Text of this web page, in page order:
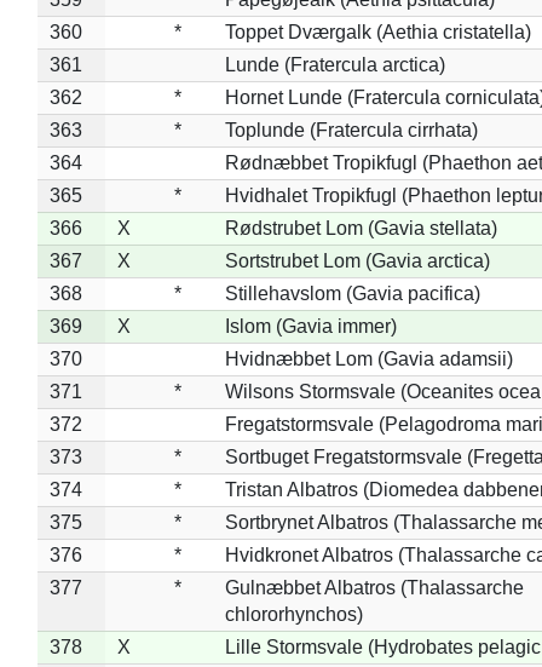
360
*
Toppet Dværgalk (Aethia cristatella)
361
Lunde (Fratercula arctica)
362
*
Hornet Lunde (Fratercula
363
*
Toplunde (Fratercula cirrhata)
364
Rødnæbbet Tropikfugl (Phaethon
365
*
Hvidhalet Tropikfugl (Phaethon
366
X
Rødstrubet Lom (Gavia stellata)
367
X
Sortstrubet Lom (Gavia arctica)
368
*
Stillehavslom (Gavia pacifica)
369
X
Islom (Gavia immer)
370
Hvidnæbbet Lom (Gavia adamsii)
371
*
Wilsons Stormsvale (Oceanites
372
Fregatstormsvale (Pelagodroma
373
*
Sortbuget Fregatstormsvale
374
*
Tristan Albatros (Diomedea
375
*
Sortbrynet Albatros (Thalassarche
376
*
Hvidkronet Albatros (Thalassarche
377
*
Gulnæbbet Albatros (Thalassarche
chlororhynchos)
378
X
Lille Stormsvale (Hydrobates